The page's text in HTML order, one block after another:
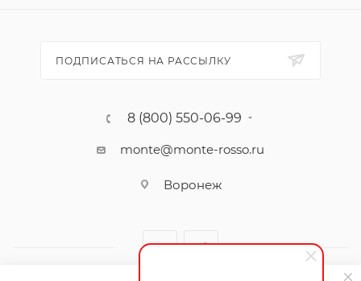
ПОДПИСАТЬСЯ НА РАССЫЛКУ
8 (800) 550-06-99
monte@monte-rosso.ru
Воронеж